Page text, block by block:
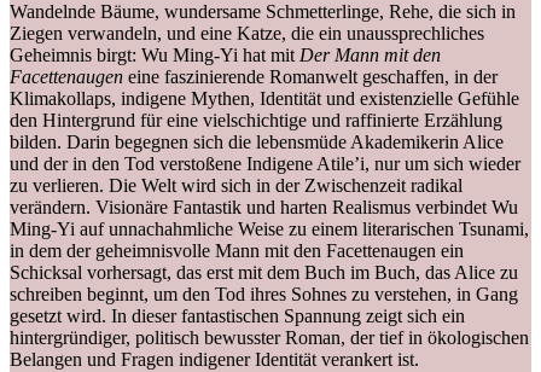
Wandelnde Bäume, wundersame Schmetterlinge, Rehe, die sich in
Ziegen verwandeln, und eine Katze, die ein unaussprechliches
Geheimnis birgt: Wu Ming-Yi hat mit Der Mann mit den
Facettenaugen eine faszinierende Romanwelt geschaffen, in der
Klimakollaps, indigene Mythen, Identität und existenzielle Gefühle
den Hintergrund für eine vielschichtige und raffinierte Erzählung
bilden. Darin begegnen sich die lebensmüde Akademikerin Alice
und der in den Tod verstoßene Indigene Atile’i, nur um sich wieder
zu verlieren. Die Welt wird sich in der Zwischenzeit radikal
verändern. Visionäre Fantastik und harten Realismus verbindet Wu
Ming-Yi auf unnachahmliche Weise zu einem literarischen Tsunami,
in dem der geheimnisvolle Mann mit den Facettenaugen ein
Schicksal vorhersagt, das erst mit dem Buch im Buch, das Alice zu
schreiben beginnt, um den Tod ihres Sohnes zu verstehen, in Gang
gesetzt wird. In dieser fantastischen Spannung zeigt sich ein
hintergründiger, politisch bewusster Roman, der tief in ökologischen
Belangen und Fragen indigener Identität verankert ist.